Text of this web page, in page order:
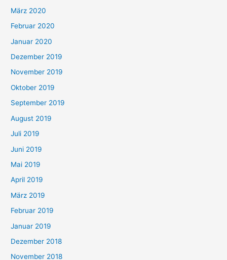
März 2020
Februar 2020
Januar 2020
Dezember 2019
November 2019
Oktober 2019
September 2019
August 2019
Juli 2019
Juni 2019
Mai 2019
April 2019
März 2019
Februar 2019
Januar 2019
Dezember 2018
November 2018